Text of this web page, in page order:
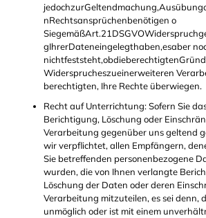
nRechtsansprüchenbenötigen o
gIhrerDateneingelegthaben,esaber
Widersprucheszueinerweiteren
berechtigten, Ihre Rechte überwiegen.
Recht auf Unterrichtung: Sofern Sie
Berichtigung, Löschung oder
Verarbeitung gegenüber uns geltend
wir verpflichtet, allen Empfängern,
Sie betreffenden personenbezogene
wurden, die von Ihnen verlangte
Löschung der Daten oder deren
Verarbeitung mitzuteilen, es sei denn,
unmöglich oder ist mit einem